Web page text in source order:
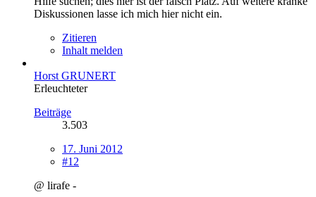
Diskussionen lasse ich mich hier nicht ein.
Zitieren
Inhalt melden
Horst GRUNERT
Erleuchteter
Beiträge
3.503
17. Juni 2012
#12
@ lirafe -